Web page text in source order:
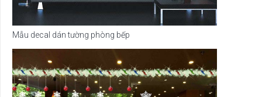
Mẫu decal dán tường phòng bếp